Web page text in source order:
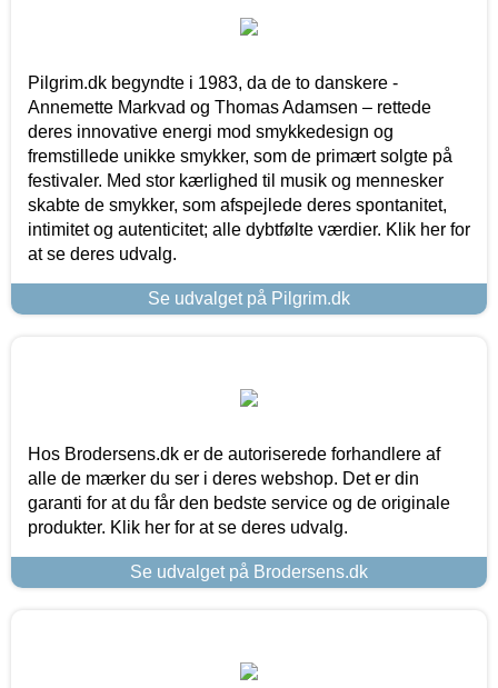
Pilgrim.dk begyndte i 1983, da de to danskere -
Annemette Markvad og Thomas Adamsen – rettede
deres innovative energi mod smykkedesign og
fremstillede unikke smykker, som de primært solgte på
festivaler. Med stor kærlighed til musik og mennesker
skabte de smykker, som afspejlede deres spontanitet,
intimitet og autenticitet; alle dybtfølte værdier. Klik her for
at se deres udvalg.
Se udvalget på Pilgrim.dk
Hos Brodersens.dk er de autoriserede forhandlere af
alle de mærker du ser i deres webshop. Det er din
garanti for at du får den bedste service og de originale
produkter. Klik her for at se deres udvalg.
Se udvalget på Brodersens.dk